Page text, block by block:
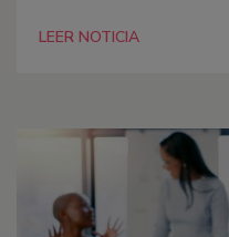
LEER NOTICIA